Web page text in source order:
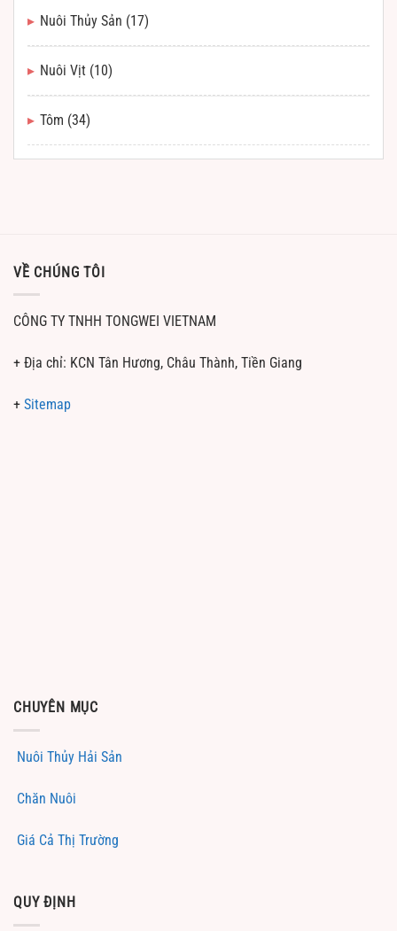
Nuôi Thủy Sản (17)
Nuôi Vịt (10)
Tôm (34)
VỀ CHÚNG TÔI
CÔNG TY TNHH TONGWEI VIETNAM
+ Địa chỉ: KCN Tân Hương, Châu Thành, Tiền Giang
+ Sitemap
CHUYÊN MỤC
Nuôi Thủy Hải Sản
Chăn Nuôi
Giá Cả Thị Trường
QUY ĐỊNH